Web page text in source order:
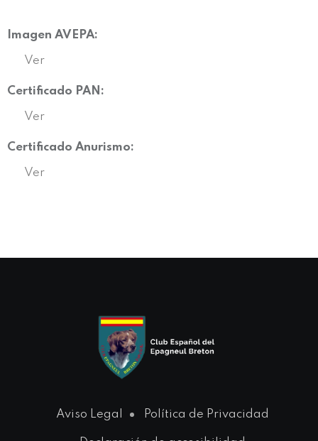
Imagen AVEPA:
Ver
Certificado PAN:
Ver
Certificado Anurismo:
Ver
Aviso Legal Política de Privacidad